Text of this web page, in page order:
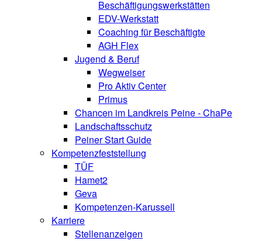
Beschäftigungswerkstätten
EDV-Werkstatt
Coaching für Beschäftigte
AGH Flex
Jugend & Beruf
Wegweiser
Pro Aktiv Center
Primus
Chancen im Landkreis Peine - ChaPe
Landschaftsschutz
Peiner Start Guide
Kompetenzfeststellung
TÜF
Hamet2
Geva
Kompetenzen-Karussell
Karriere
Stellenanzeigen